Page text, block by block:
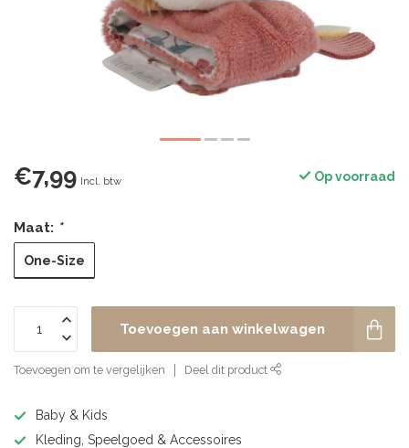
€7,99 Incl. btw Op voorraad
Maat: *
One-Size
Toevoegen aan winkelwagen
Toevoegen om te vergelijken Deel dit product
Baby & Kids
Kleding, Speelgoed & Accessoires